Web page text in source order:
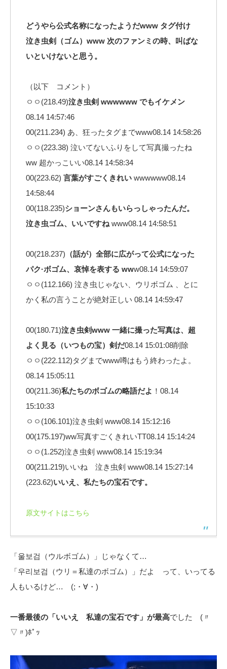
どうやら公式名称になったようだwww タグ付け
泣き虫剣（ゴム）www 次のファンミの時、叫ばな
いといけないと思う。
（以下 コメント）
ㅇㅇ(218.49)泣き虫剣 wwwwww でもイケメン
08.14 14:57:46
00(211.234) あ、狂ったタグまでwww08.14 14:58:26
ㅇㅇ(223.38) 泣いてないふりをして写真撮ったね
ww 超かっこいい08.14 14:58:34
00(223.62) 言葉がすごくきれい wwwwww08.14
14:58:44
00(118.235)ショーンさんもいらっしゃったんだ。
泣き虫ゴム、いいですね www08.14 14:58:51
00(218.237) （話が）全部に広がって公式になった
パク·ボゴム、哀悼を表する www08.14 14:59:07
ㅇㅇ(112.166) 泣き虫じゃない、ウリボゴム 、とに
かく私の言うことが絶対正しい 08.14 14:59:47
00(180.71)泣き虫剣www 一緒に撮った写真は、超
よく見る（いつもの宝）剣だ08.14 15:01:08削除
ㅇㅇ(222.112)タグまでwww噂はもう終わったよ。
08.14 15:05:11
00(211.36)私たちのボゴムの略語だよ ！08.14
15:10:33
ㅇㅇ(106.101)泣き虫剣 www08.14 15:12:16
00(175.197)ww写真すごくきれいTT08.14 15:14:24
ㅇㅇ(1.252)泣き虫剣 www08.14 15:19:34
00(211.219)いいね 泣き虫剣 www08.14 15:27:14
(223.62)いいえ、私たちの宝石です。
原文サイトはこちら
「울보검（ウルボゴム）」じゃなくて…
「우리보검（ウリ＝私達のボゴム）」だよ って、いってる
人もいるけど… (;・∀・)
一番最後の「いいえ 私達の宝石です」が最高でした (〃
▽〃)ﾎﾟｯ